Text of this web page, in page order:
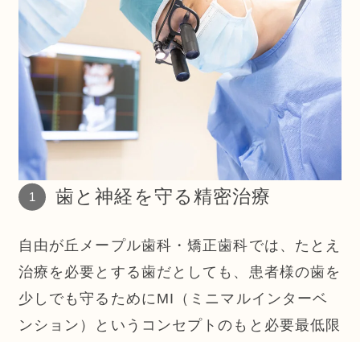
歯と神経を守る精密治療
自由が丘メープル歯科・矯正歯科では、たとえ
治療を必要とする歯だとしても、患者様の歯を
少しでも守るためにMI（ミニマルインターベ
ンション）というコンセプトのもと必要最低限